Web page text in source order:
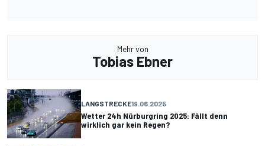
Mehr von
Tobias Ebner
LANGSTRECKE19.06.2025
Wetter 24h Nürburgring 2025: Fällt denn
wirklich gar kein Regen?